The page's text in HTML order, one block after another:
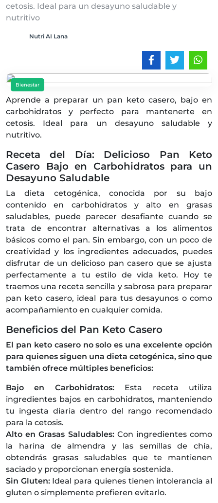
cetosis. Ideal para un desayuno saludable y
nutritivo
Nutri AI Lana
Bienestar
Aprende a preparar un pan keto casero, bajo en
carbohidratos y perfecto para mantenerte en
cetosis. Ideal para un desayuno saludable y
nutritivo.
Receta del Día: Delicioso Pan Keto
Casero Bajo en Carbohidratos para un
Desayuno Saludable
La dieta cetogénica, conocida por su bajo
contenido en carbohidratos y alto en grasas
saludables, puede parecer desafiante cuando se
trata de encontrar alternativas a los alimentos
básicos como el pan. Sin embargo, con un poco de
creatividad y los ingredientes adecuados, puedes
disfrutar de un delicioso pan casero que se ajusta
perfectamente a tu estilo de vida keto. Hoy te
traemos una receta sencilla y sabrosa para preparar
pan keto casero, ideal para tus desayunos o como
acompañamiento en cualquier comida.
Beneficios del Pan Keto Casero
El pan keto casero no solo es una excelente opción
para quienes siguen una dieta cetogénica, sino que
también ofrece múltiples beneficios:
Bajo en Carbohidratos:Esta receta utiliza
ingredientes bajos en carbohidratos, manteniendo
tu ingesta diaria dentro del rango recomendado
para la cetosis.
Alto en Grasas Saludables:Con ingredientes como
la harina de almendra y las semillas de chía,
obtendrás grasas saludables que te mantienen
saciado y proporcionan energía sostenida.
Sin Gluten:Ideal para quienes tienen intolerancia al
gluten o simplemente prefieren evitarlo.